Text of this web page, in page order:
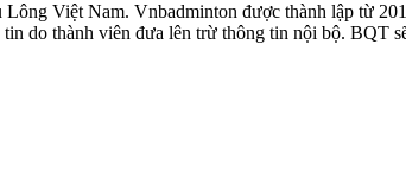
Việt Nam. Vnbadminton được thành lập từ
do thành viên đưa lên trừ thông tin nội bộ. BQT